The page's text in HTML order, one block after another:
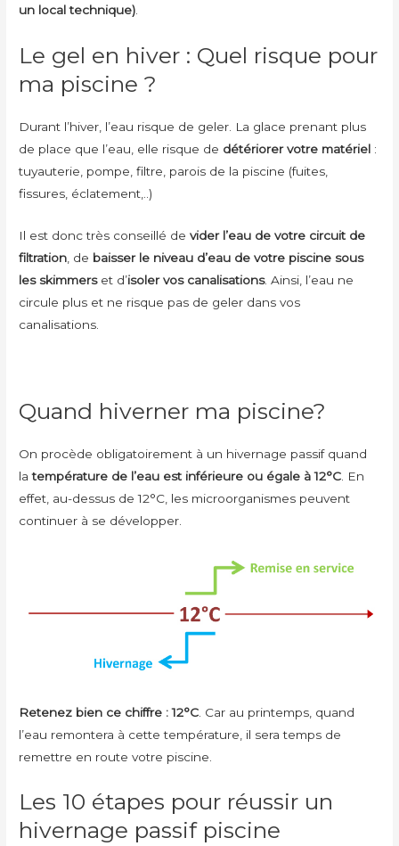
un local technique)
Le gel en hiver : Quel risque pour
ma piscine ?
Durant l’hiver, l’eau risque de geler. La glace prenant plus
de place que l’eau, elle risque de détériorer votre matériel :
tuyauterie, pompe, filtre, parois de la piscine (fuites,
fissures, éclatement,..)
Il est donc très conseillé devider l’eau de votre circuit de
filtration , de baisser le niveau d’eau de votre piscine sous
les skimmerset d’isoler vos canalisations. Ainsi, l’eau ne
circule plus et ne risque pas de geler dans vos
canalisations.
Quand hiverner ma piscine?
On procède obligatoirement à un hivernage passif quand
latempérature de l’eau est inférieure ou égale à 12°C. En
effet, au-dessus de 12°C, les microorganismes peuvent
continuer à se développer.
Retenez bien ce chiffre : 12°C . Car au printemps, quand
l’eau remontera à cette température, il sera temps de
remettre en route votre piscine.
Les 10 étapes pour réussir un
hivernage passif piscine